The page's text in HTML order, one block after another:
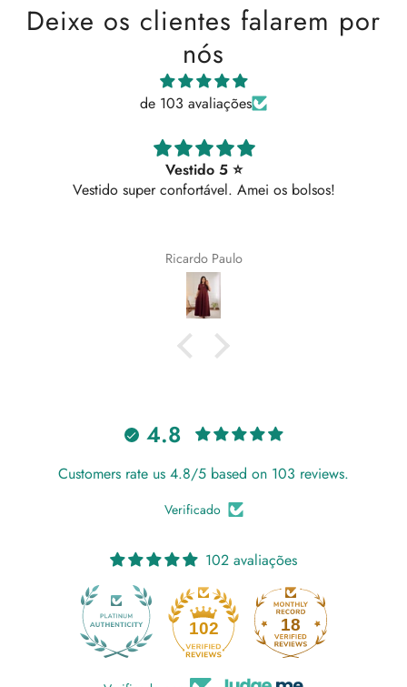
Deixe os clientes falarem por
nós
de 103 avaliações
Vestido 5 ⭐
Vestido super confortável. Amei os bolsos!
Ricardo Paulo
4.8
Customers rate us 4.8/5 based on 103 reviews.
Verificado
102 avaliações
102 18